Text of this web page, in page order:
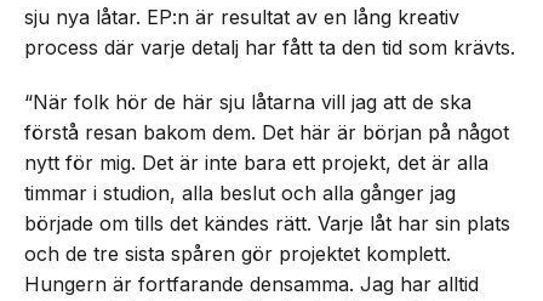
sju nya låtar. EP:n är resultat av en lång kreativ
process där varje detalj har fått ta den tid som krävts.
“När folk hör de här sju låtarna vill jag att de ska
förstå resan bakom dem. Det här är början på något
nytt för mig. Det är inte bara ett projekt, det är alla
timmar i studion, alla beslut och alla gånger jag
började om tills det kändes rätt. Varje låt har sin plats
och de tre sista spåren gör projektet komplett.
Hungern är fortfarande densamma. Jag har alltid